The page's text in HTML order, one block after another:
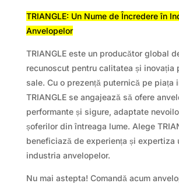
TRIANGLE: Un Nume de Încredere în
Anvelopelor
TRIANGLE este un producător global
recunoscut pentru calitatea și inovația
sale. Cu o prezență puternică pe piața
TRIANGLE se angajează să ofere
performante și sigure, adaptate
șoferilor din întreaga lume. Alege
beneficiază de experiența și expertiza
industria anvelopelor.
Nu mai astepta! Comandă acum